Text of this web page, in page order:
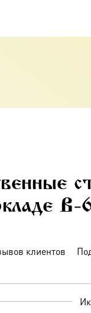
B-
клиентов